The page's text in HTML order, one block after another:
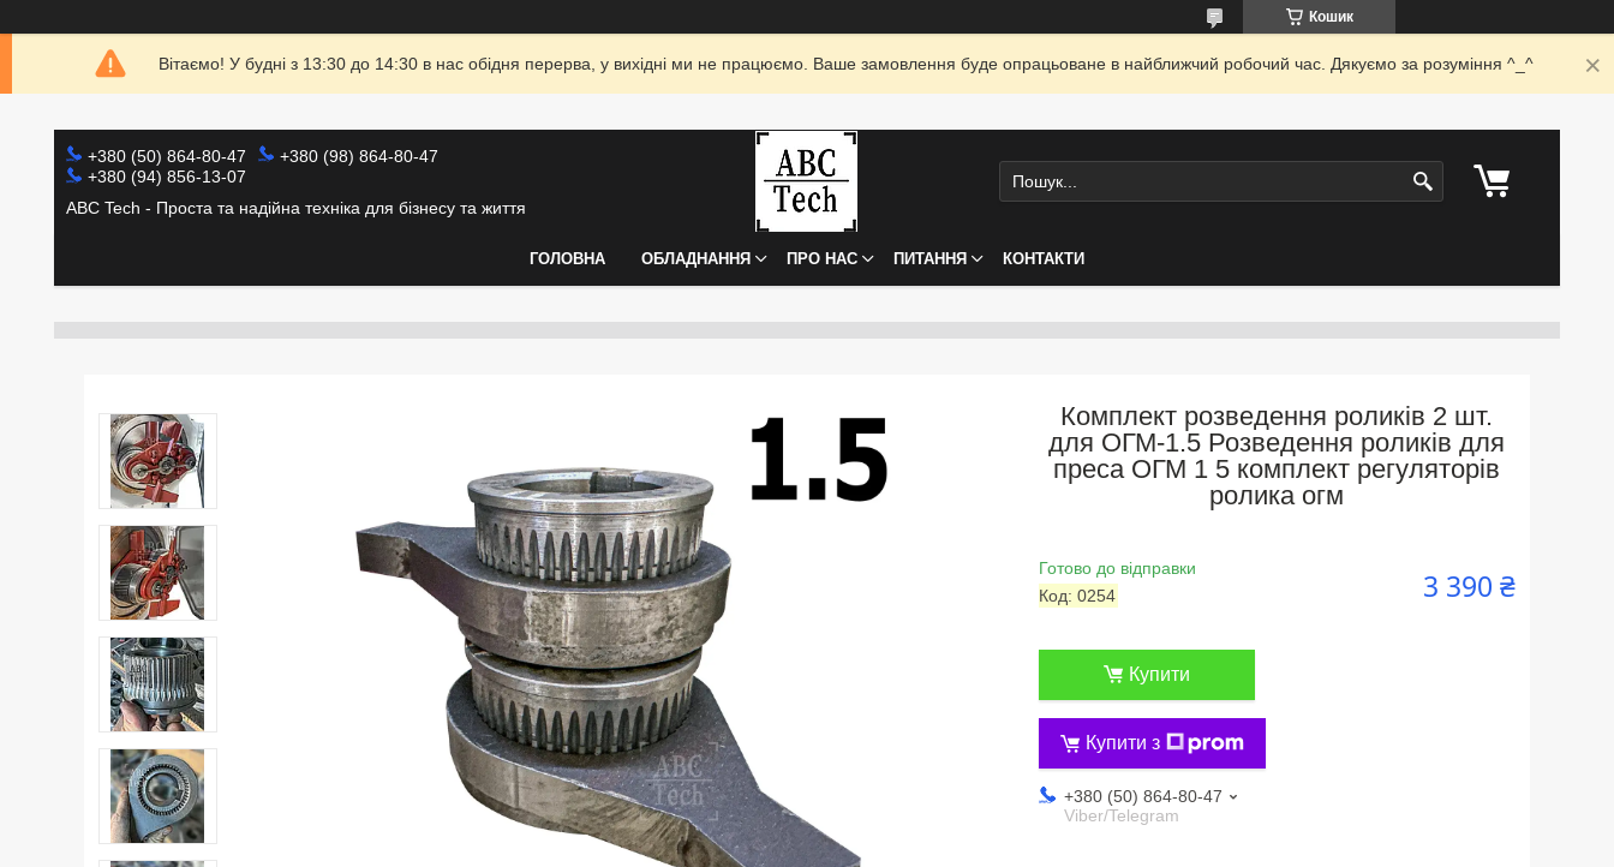
Кошик
Вітаємо! У будні з 13:30 до 14:30 в нас обідня перерва, у вихідні ми не працюємо. Ваше замовлення буде опрацьоване в найближчий робочий час. Дякуємо за розуміння ^_^
+380 (50) 864-80-47
+380 (98) 864-80-47
+380 (94) 856-13-07
ABC Tech - Проста та надійна техніка для бізнесу та життя
ГОЛОВНА ОБЛАДНАННЯ ПРО НАС ПИТАННЯ КОНТАКТИ
Комплект розведення роликів 2 шт.
для ОГМ-1.5 Розведення роликів для
преса ОГМ 1 5 комплект регуляторів
ролика огм
Готово до відправки
Код: 0254 3 390 ₴
Купити
Купити з
+380 (50) 864-80-47
Viber/Telegram